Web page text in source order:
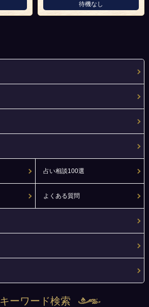
待機なし
占い相談100選
よくある質問
キーワード検索